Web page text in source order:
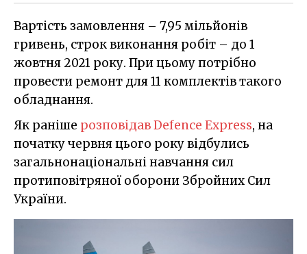
Вартість замовлення – 7,95 мільйонів
гривень, строк виконання робіт – до 1
жовтня 2021 року. При цьому потрібно
провести ремонт для 11 комплектів такого
обладнання.
Як раніше розповідав Defence Express, на
початку червня цього року відбулись
загальнонаціональні навчання сил
протиповітряної оборони Збройних Сил
України.